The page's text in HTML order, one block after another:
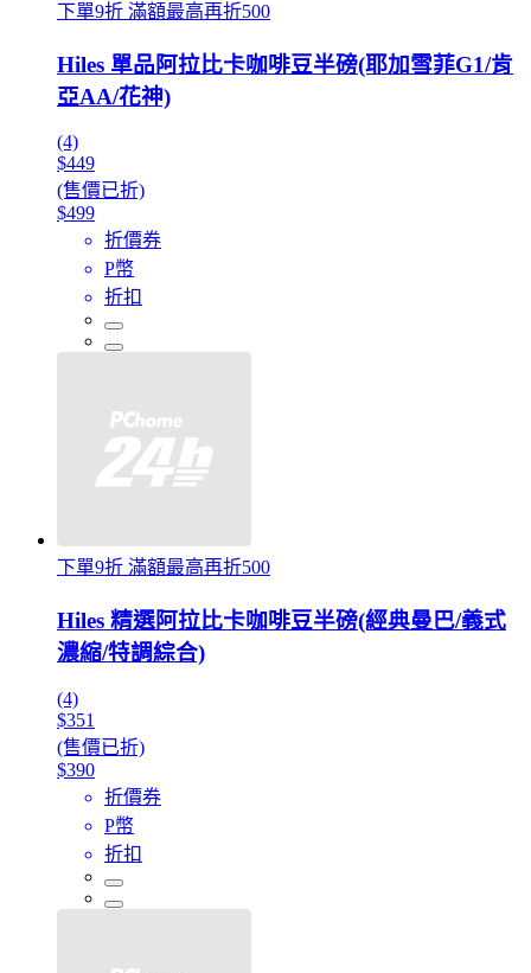
下單9折 滿額最高再折500
Hiles 單品阿拉比卡咖啡豆半磅(耶加雪菲G1/肯
亞AA/花神)
(4)
$449
(售價已折)
$499
折價券
P幣
折扣
下單9折 滿額最高再折500
Hiles 精選阿拉比卡咖啡豆半磅(經典曼巴/義式
濃縮/特調綜合)
(4)
$351
(售價已折)
$390
折價券
P幣
折扣